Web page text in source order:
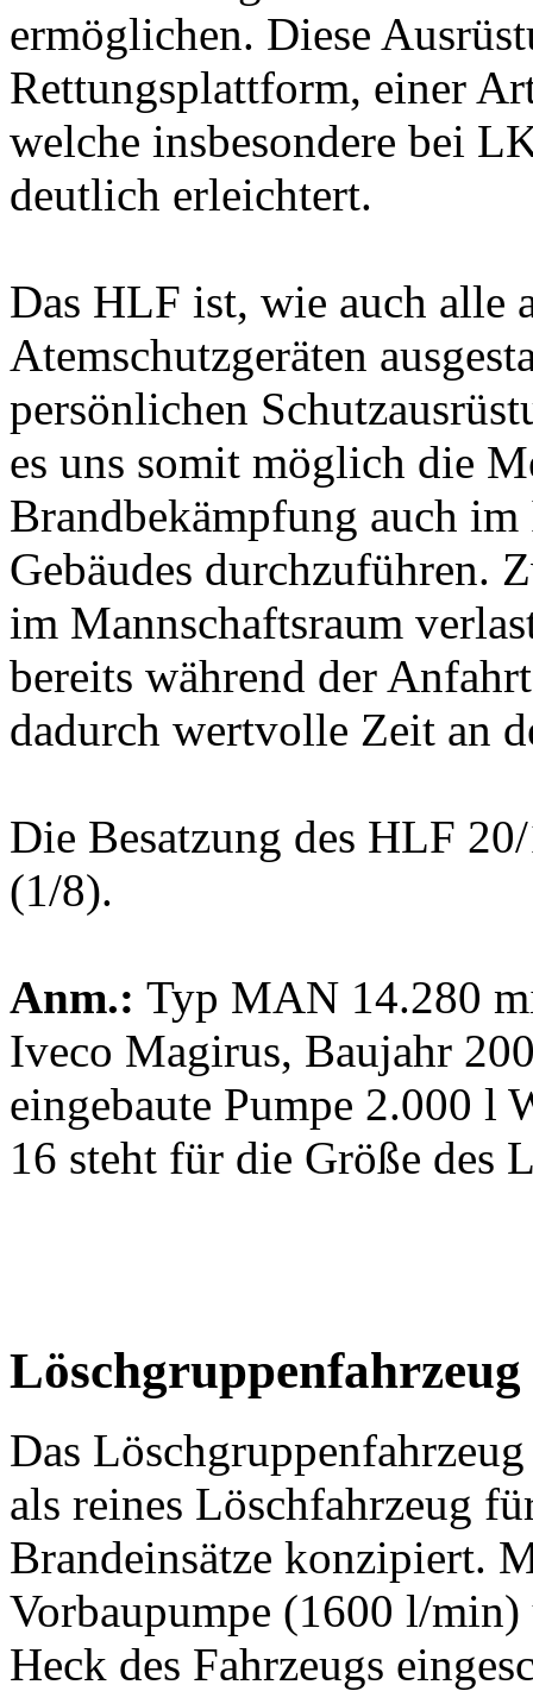
ermöglichen. Diese
Rettungsplattform, einer
welche insbesondere bei
deutlich erleichtert.
Das HLF ist, wie auch alle
Atemschutzgeräten
persönlichen
es uns somit möglich die
Brandbekämpfung auch im
Gebäudes durchzuführen.
im Mannschaftsraum
bereits während der
dadurch wertvolle Zeit an
Die Besatzung des HLF
(1/8).
Anm.: Typ MAN 14.280
Iveco Magirus, Baujahr
eingebaute Pumpe 2.000 l
16 steht für die Größe des
Das
als reines Löschfahrzeug
Brandeinsätze konzipiert.
Vorbaupumpe (1600 l/
Heck des Fahrzeugs